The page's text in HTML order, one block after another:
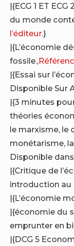
|{ECG 1 ET
du monde
l’éditeur.}
|{L’économie
fossile.,
|{Essai sur
Disponible Sur
|{3 minutes
théories
le marxisme, le
monétarisme,
Disponible
|{Critique de
introduction au
|{L’économie
|{économie du
emprunter en
|{DCG 5